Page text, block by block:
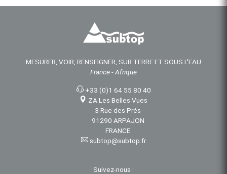
MESURER, VOIR, RENSEIGNER, SUR TERRE ET SOUS L'EAU
France - Afrique
+33 (0)1 64 55 80 40
ZA Les Belles Vues
3 Rue des Prés
91290 ARPAJON
FRANCE
subtop@subtop.fr
Suivez-nous :